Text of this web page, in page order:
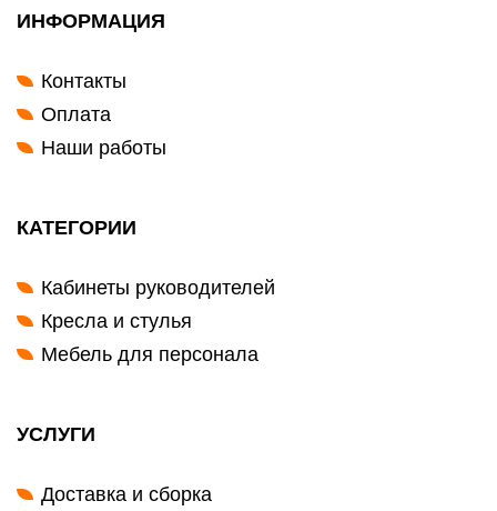
ИНФОРМАЦИЯ
Контакты
Оплата
Наши работы
КАТЕГОРИИ
Кабинеты руководителей
Кресла и стулья
Мебель для персонала
УСЛУГИ
Доставка и сборка